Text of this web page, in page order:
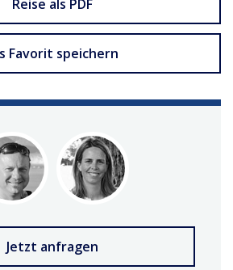
Reise als PDF
Favorit speichern
Jetzt anfragen